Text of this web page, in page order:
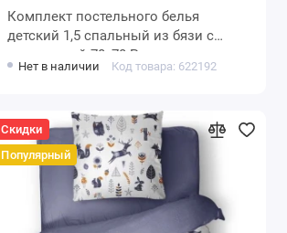
Комплект постельного белья
детский 1,5 спальный из бязи с
наволочкой 70х70 Рисунок
Василиса
Нет в наличии Код товара: 622192
Скидки
Популярный